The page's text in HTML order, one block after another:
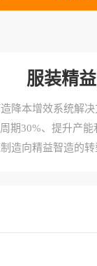
服装精
降本增效系统解
期30%、提升产
造向精益智造的